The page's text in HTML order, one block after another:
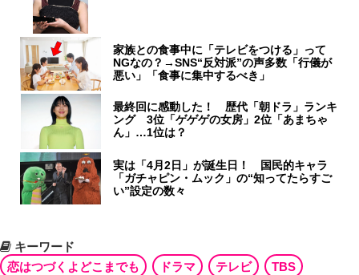
家族との食事中に「テレビをつける」って
NGなの？→SNS“反対派”の声多数「行儀が
悪い」「食事に集中するべき」
最終回に感動した！ 歴代「朝ドラ」ランキ
ング 3位「ゲゲゲの女房」2位「あまちゃ
ん」…1位は？
実は「4月2日」が誕生日！ 国民的キャラ
「ガチャピン・ムック」の“知ってたらすご
い”設定の数々
キーワード
恋はつづくよどこまでも
ドラマ テレビ TBS